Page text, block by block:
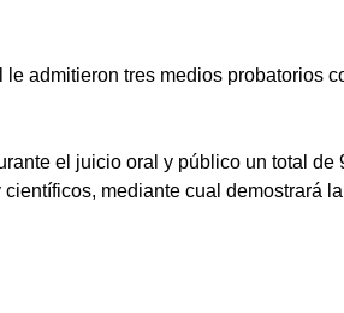
admitieron tres medios probatorios
el juicio oral y público un total
mediante cual demostrará